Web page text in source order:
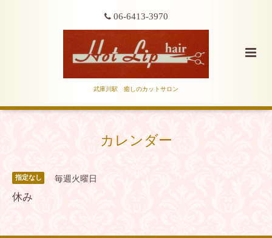
06-6413-3970
武庫川駅 癒しのカットサロン
カレンダー
指定なし 毎週火曜日
休み